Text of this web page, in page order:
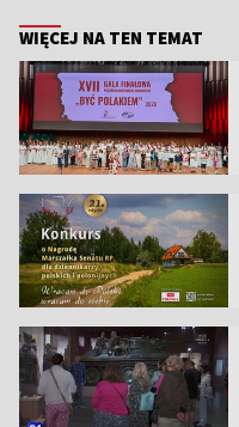
WIĘCEJ NA TEN TEMAT